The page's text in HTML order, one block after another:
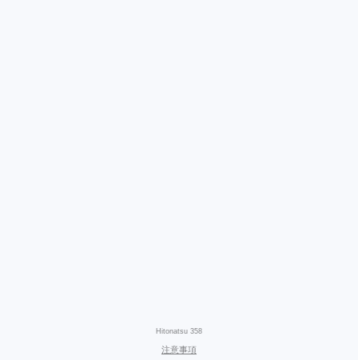
Hitonatsu 358
注意事項